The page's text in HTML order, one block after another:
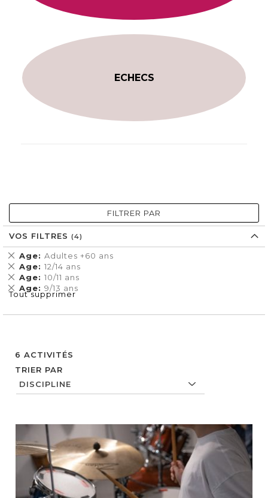
ECHECS
6 ACTIVITÉS
TRIER PAR
FILTRER PAR
VOS FILTRES
Age Adultes +60 ans
Supprimer
cet
Élément
Age 12/14 ans
Supprimer
cet
Élément
Age 10/11 ans
Supprimer
cet
Élément
Age 9/13 ans
Supprimer
cet
Tout supprimer